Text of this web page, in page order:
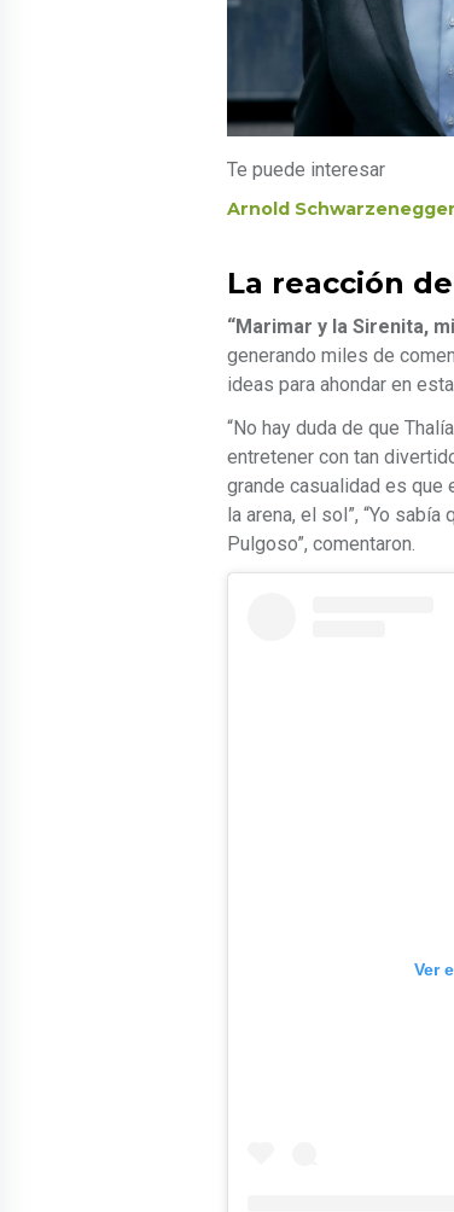
Te puede interesar
Arnold
La reacción
“Marimar y la Sirenita,
generando miles de
ideas para ahondar en
“No hay duda de que
entretener con tan
grande casualidad es que
la arena, el sol”, “Yo
Pulgoso”, comentaron.
Ver